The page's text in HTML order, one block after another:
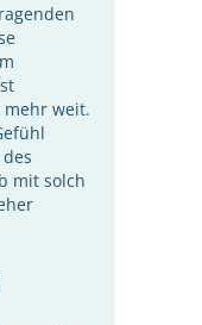
weit.
mit solch